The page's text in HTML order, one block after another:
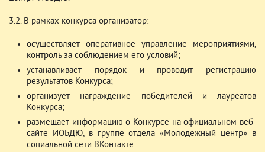
3.2. В рамках конкурса организатор:
осуществляет оперативное управление мероприятиями,
контроль за соблюдением его условий;
устанавливает порядок и проводит регистрацию
результатов Конкурса;
организует награждение победителей и лауреатов
Конкурса;
размещает информацию о Конкурсе на официальном веб-
сайте ИОБДЮ, в группе отдела «Молодежный центр» в
социальной сети ВКонтакте.